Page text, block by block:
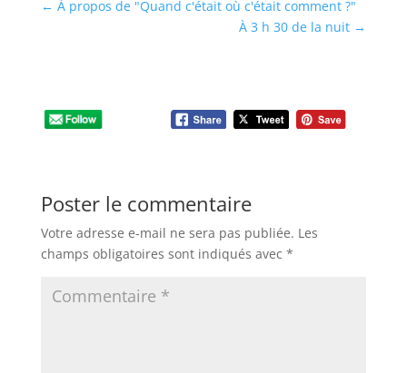
← À propos de "Quand c'était où c'était comment ?"
À 3 h 30 de la nuit →
Poster le commentaire
Votre adresse e-mail ne sera pas publiée. Les
champs obligatoires sont indiqués avec *